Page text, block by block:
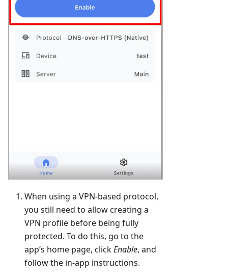
When using a VPN-based protocol,
you still need to allow creating a
VPN profile before being fully
protected. To do this, go to the
app’s home page, clickEnable, and
follow the in-app instructions.